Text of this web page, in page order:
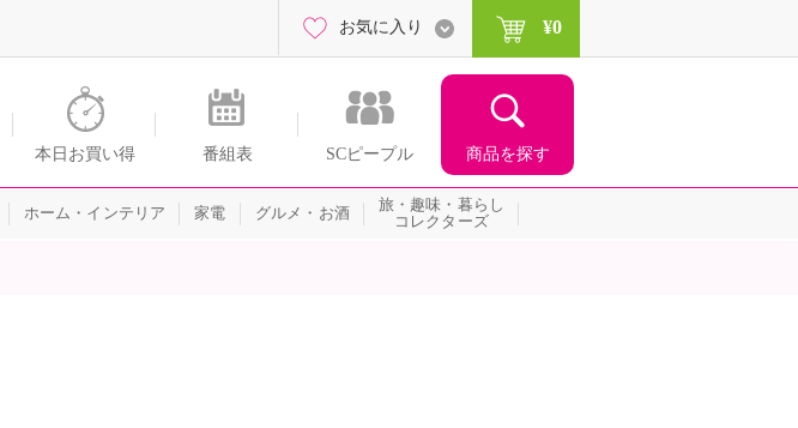
ショップチャンネル
本日お買い得 番組表 SCピープル 商品を探す
お気に入り ¥0
ホーム・インテリア 家電 グルメ・お酒
旅・趣味・暮らし
コレクターズ